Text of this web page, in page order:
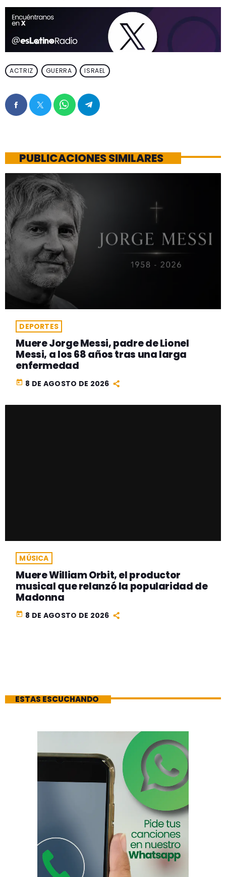
ACTRIZ GUERRA ISRAEL
PUBLICACIONES SIMILARES
DEPORTES
Muere Jorge Messi, padre de Lionel
Messi, a los 68 años tras una larga
enfermedad
today 8 DE AGOSTO DE 2026
MÚSICA
Muere William Orbit, el productor
musical que relanzó la popularidad de
Madonna
today 8 DE AGOSTO DE 2026
ESTAS ESCUCHANDO